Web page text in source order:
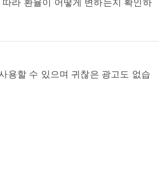
라 환율이 어떻게 변하는지 확인하
용할 수 있으며 귀찮은 광고도 없습